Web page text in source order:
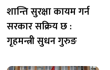
शान्ति सुरक्षा कायम गर्न
सरकार सक्रिय छ :
गृहमन्त्री सुधन गुरुङ